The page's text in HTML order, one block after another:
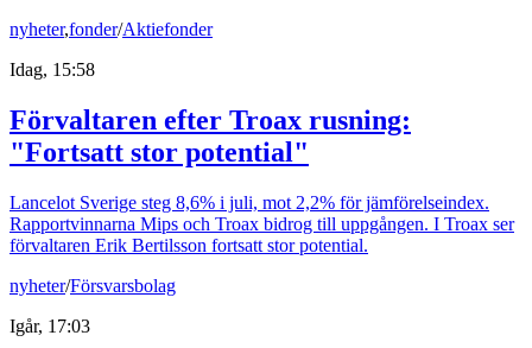
nyheter,fonder/Aktiefonder
Idag, 15:58
Förvaltaren efter Troax rusning:
"Fortsatt stor potential"
Lancelot Sverige steg 8,6% i juli, mot 2,2% för jämförelseindex.
Rapportvinnarna Mips och Troax bidrog till uppgången. I Troax ser
förvaltaren Erik Bertilsson fortsatt stor potential.
nyheter/Försvarsbolag
Igår, 17:03